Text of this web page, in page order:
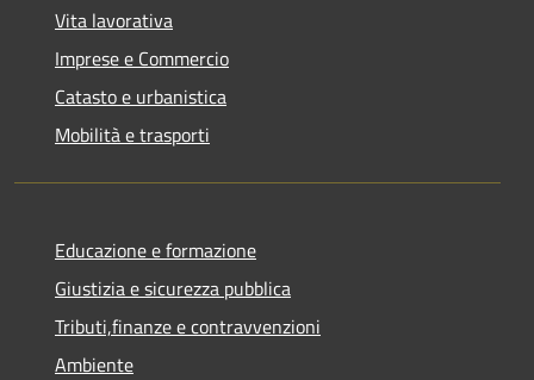
Vita lavorativa
Imprese e Commercio
Catasto e urbanistica
Mobilità e trasporti
Educazione e formazione
Giustizia e sicurezza pubblica
Tributi,finanze e contravvenzioni
Ambiente